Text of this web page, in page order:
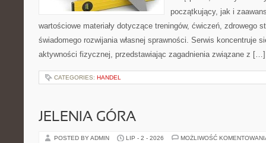
początkujący, jak i
wartościowe materiały dotyczące treningów, ćwiczeń, zdrowego
świadomego rozwijania własnej sprawności. Serwis koncentruje
aktywności fizycznej, przedstawiając zagadnienia związane z […]
CATEGORIES: HANDEL
JELENIA GÓRA
POSTED BY ADMIN LIP - 2 - 2026 MOŻLIWOŚĆ